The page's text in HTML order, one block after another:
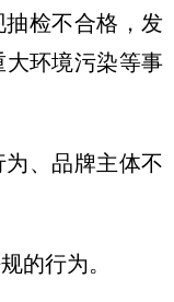
抽检不合格，发
环境污染等事
为、品牌主体不
的行为。